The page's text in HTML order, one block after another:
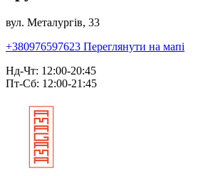
вул. Металургів, 33
+380976597623 Переглянути на мапі
Нд-Чт: 12:00-20:45
Пт-Сб: 12:00-21:45